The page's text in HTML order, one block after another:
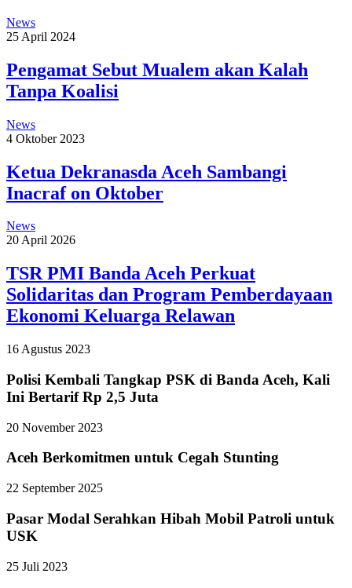
News
25 April 2024
Pengamat Sebut Mualem akan Kalah
Tanpa Koalisi
News
4 Oktober 2023
Ketua Dekranasda Aceh Sambangi
Inacraf on Oktober
News
20 April 2026
TSR PMI Banda Aceh Perkuat
Solidaritas dan Program Pemberdayaan
Ekonomi Keluarga Relawan
16 Agustus 2023
Polisi Kembali Tangkap PSK di Banda Aceh, Kali
Ini Bertarif Rp 2,5 Juta
20 November 2023
Aceh Berkomitmen untuk Cegah Stunting
22 September 2025
Pasar Modal Serahkan Hibah Mobil Patroli untuk
USK
25 Juli 2023